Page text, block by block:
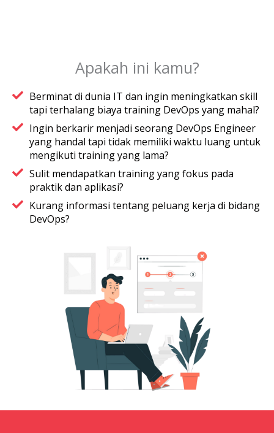
Apakah ini kamu?
Berminat di dunia IT dan ingin meningkatkan skill
tapi terhalang biaya training DevOps yang mahal?
Ingin berkarir menjadi seorang DevOps Engineer
yang handal tapi tidak memiliki waktu luang untuk
mengikuti training yang lama?
Sulit mendapatkan training yang fokus pada
praktik dan aplikasi?
Kurang informasi tentang peluang kerja di bidang
DevOps?